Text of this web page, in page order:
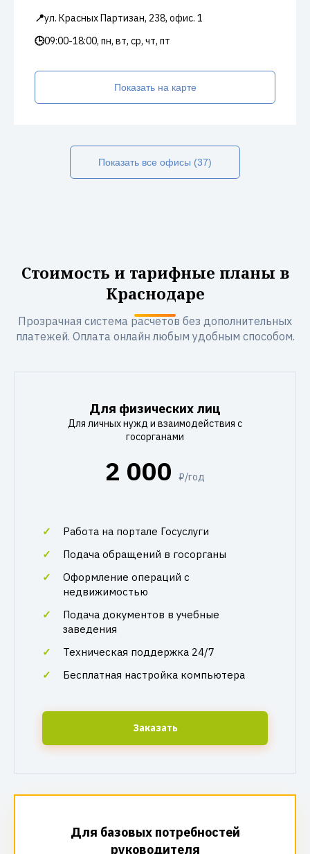
📍ул. Красных Партизан, 238, офис. 1
🕒09:00-18:00, пн, вт, ср, чт, пт
Показать на карте
Показать все офисы (37)
Стоимость и тарифные планы в
Краснодаре
Прозрачная система расчетов без дополнительных
платежей. Оплата онлайн любым удобным способом.
Для физических лиц
Для личных нужд и взаимодействия с
госорганами
2 000 ₽/год
Работа на портале Госуслуги
Подача обращений в госорганы
Оформление операций с
недвижимостью
Подача документов в учебные
заведения
Техническая поддержка 24/7
Бесплатная настройка компьютера
Заказать
Для базовых потребностей
руководителя